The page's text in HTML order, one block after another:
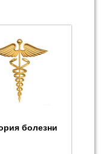
болезни